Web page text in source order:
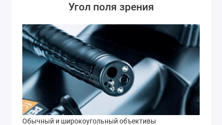
Угол поля зрения
Обычный и широкоугольный объективы